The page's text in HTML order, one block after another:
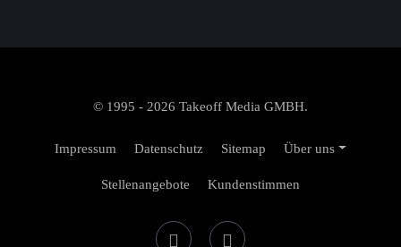
© 1995 - 2026 Takeoff Media GMBH.
Impressum Datenschutz Sitemap Über uns
Stellenangebote Kundenstimmen